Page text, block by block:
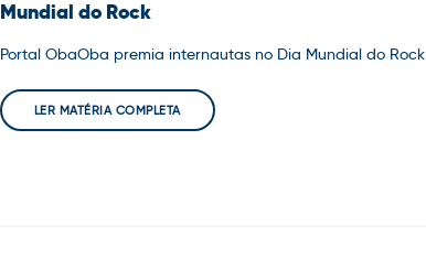
Mundial do Rock
Portal ObaOba premia internautas no Dia Mundial do Rock
LER MATÉRIA COMPLETA